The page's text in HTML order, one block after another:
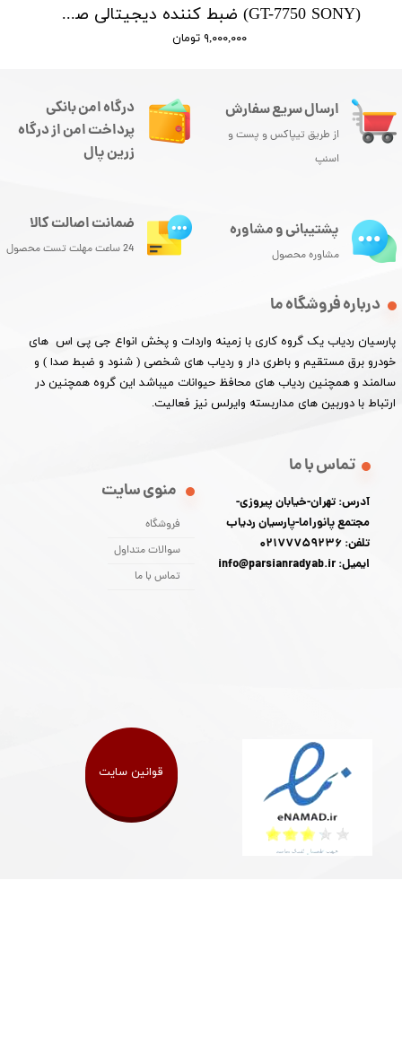
(GT-7750 SONY) ضبط کننده دیجیتالی صدا سونی - 16 گیگابایت - سنسور هوشمند صدا
۹,۰۰۰,۰۰۰ تومان
ارسال سریع سفارش
از طریق تیپاکس و پست و
اسنپ
درباره فروشگاه ما
پارسیان ردیاب یک گروه کاری با زمینه واردات و پخش انواع جی پی اس های
خودرو برق مستقیم و باطری دار و ردیاب های شخصی ( شنود و ضبط صدا ) و
سالمند و همچنین ردیاب های محافظ حیوانات میباشد این گروه همچنین در
ارتباط با دوربین های مداربسته وایرلس نیز فعالیت.​​​​​​​
منوی سایت
فروشگاه
سوالات متداول
تماس با ما
تماس با ما
آدرس: تهران-خیابان پیروزی-
مجتمع پانوراما-پارسیان ردیاب
تلفن: 02177759236
ایمیل: info@parsianradyab.ir
درگاه امن بانکی
پرداخت امن از درگاه
زرین پال
پشتیبانی و مشاوره
مشاوره محصول
ضمانت اصالت کالا
24 ساعت مهلت تست محصول
قوانین سایت